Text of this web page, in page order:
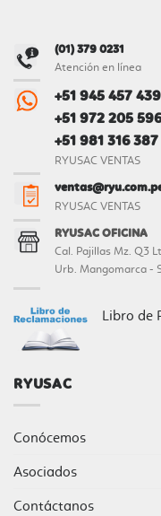
(01) 379 0231
Atención en línea
+51 945 457 439
+51 972 205 596
+51 981 316 387
RYUSAC VENTAS
RYUSAC VENTAS
RYUSAC OFICINA
Cal. Pajillas Mz. Q3
Urb. Mangomarca -
Libro de
RYUSAC
Conócemos
Asociados
Contáctanos